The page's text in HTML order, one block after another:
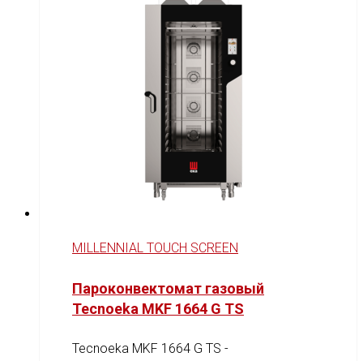
MILLENNIAL TOUCH SCREEN
Пароконвектомат газовый
Tecnoeka MKF 1664 G TS
Tecnoeka MKF 1664 G TS -